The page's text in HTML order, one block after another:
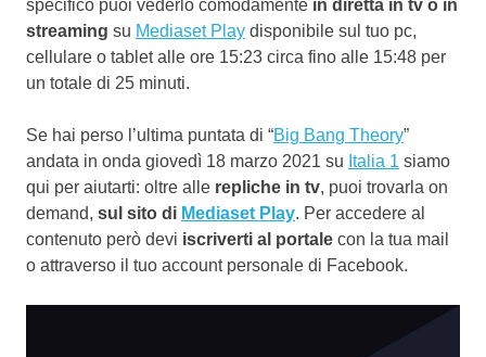
specifico puoi vederlo comodamente in diretta in tv o in
streaming su Mediaset Play disponibile sul tuo pc,
cellulare o tablet alle ore 15:23 circa fino alle 15:48 per
un totale di 25 minuti.
Se hai perso l’ultima puntata di “Big Bang Theory”
andata in onda giovedì 18 marzo 2021 su Italia 1 siamo
qui per aiutarti: oltre alle repliche in tv, puoi trovarla on
demand, sul sito di Mediaset Play. Per accedere al
contenuto però devi iscriverti al portale con la tua mail
o attraverso il tuo account personale di Facebook.